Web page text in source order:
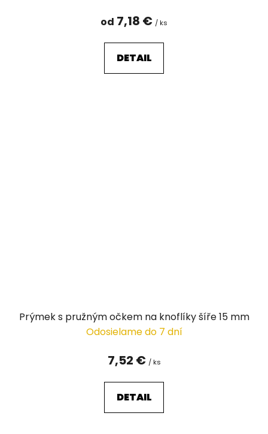
od 7,18 € / ks
DETAIL
Prýmek s pružným očkem na knoflíky šíře 15 mm
Odosielame do 7 dní
7,52 € / ks
DETAIL